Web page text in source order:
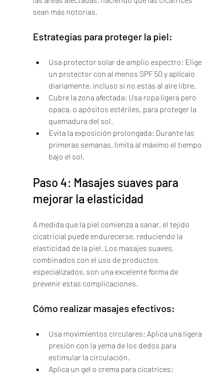
sean más notorias.
Estrategias para proteger la piel:
Usa protector solar de amplio espectro: Elige
un protector con al menos SPF 50 y aplícalo
diariamente, incluso si no estás al aire libre.
Cubre la zona afectada: Usa ropa ligera pero
opaca, o apósitos estériles, para proteger la
quemadura del sol.
Evita la exposición prolongada: Durante las
primeras semanas, limita al máximo el tiempo
bajo el sol.
Paso 4: Masajes suaves para
mejorar la elasticidad
A medida que la piel comienza a sanar, el tejido
cicatricial puede endurecerse, reduciendo la
elasticidad de la piel. Los masajes suaves,
combinados con el uso de productos
especializados, son una excelente forma de
prevenir estas complicaciones.
Cómo realizar masajes efectivos:
Usa movimientos circulares: Aplica una ligera
presión con la yema de los dedos para
estimular la circulación.
Aplica un gel o crema para cicatrices: